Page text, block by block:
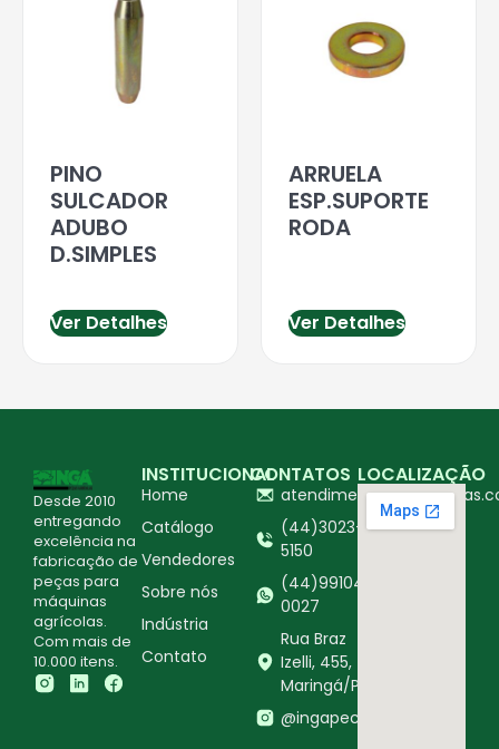
PINO
SULCADOR
ADUBO
D.SIMPLES
Ver Detalhes
ARRUELA
ESP.SUPORTE
RODA
Ver Detalhes
Desde 2010
entregando
excelência na
fabricação de
peças para
máquinas
agrícolas.
Com mais de
10.000 itens.
INSTITUCIONAL
Home
Catálogo
Vendedores
Sobre nós
Indústria
Contato
CONTATOS
(44)3023-
5150
(44)99104-
0027
Rua Braz
Izelli, 455,
Maringá/PR
@ingapecasagricolas
LOCALIZAÇÃO